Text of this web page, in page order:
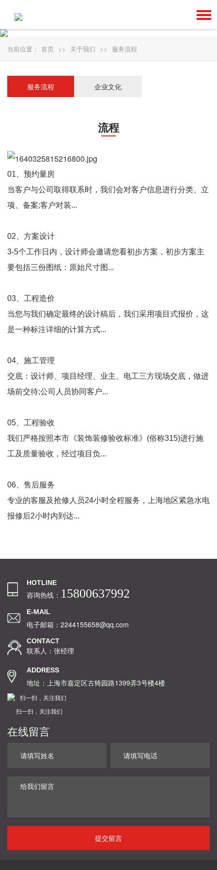
当前位置： 首页 >> 关于我们 >> 服务流程
服务流程 企业文化
流程
01、预约量房
当客户与公司取得联系时，我们会对客户信息进行分类、立
项、备案;客户对装...
02、方案设计
3-5个工作日内，设计师会邀请您看初步方案，初步方案主
要包括三份图纸：原始尺寸图...
03、工程造价
当您与我们确定最终的设计稿后，我们采用项目式报价，这
是一种标注详细的计算方式...
04、施工管理
交底：设计师、项目经理、业主、电工三方现场交底，做进
场前交待;公司人员协同客户...
05、工程验收
我们严格按照本市《装饰装修验收标准》(俗称315)进行施
工及质量验收，经过项目负...
06、售后服务
专业的客服及抢修人员24小时全程服务，上海地区紧急水电
报修后2小时内到达...
HOTLINE
咨询热线： 15800637992
E-MAIL
电子邮箱：2244155658@qq.com
CONTACT
联系人：张经理
ADDRESS
地址：上海市嘉定区古猗园路1399弄3号楼4楼
扫一扫，关注我们
在线留言